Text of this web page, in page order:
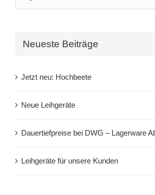
for:
Neueste Beiträge
Jetzt neu: Hochbeete
Neue Leihgeräte
Dauertiefpreise bei DWG – Lagerware
Leihgeräte für unsere Kunden